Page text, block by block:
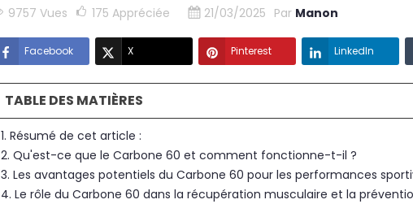
9757 Vues 175 Appréciée 21/03/2025 Par Manon
Facebook X Pinterest LinkedIn
TABLE DES MATIÈRES
1. Résumé de cet article :
2. Qu'est-ce que le Carbone 60 et comment fonctionne-t-il ?
3. Les avantages potentiels du Carbone 60 pour les performances
4. Le rôle du Carbone 60 dans la récupération musculaire et la